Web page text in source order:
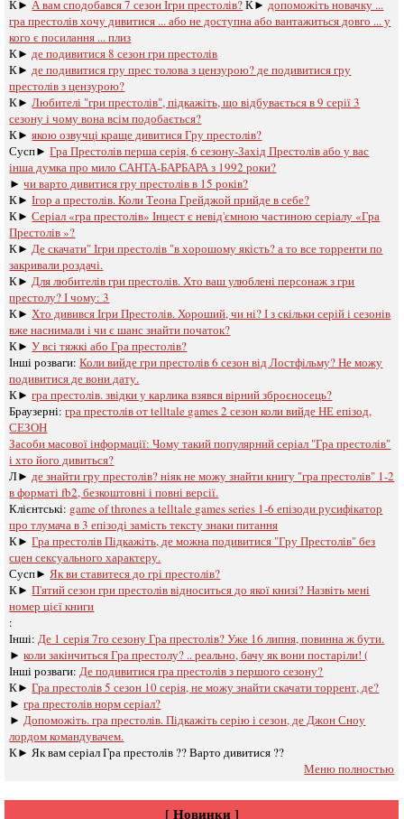
К► А вам сподобався 7 сезон Ігри престолів?К► допоможіть новачку ...
гра престолів хочу дивитися ... або не доступна або вантажиться довго ... у
кого є посилання ... плиз
К► де подивитися 8 сезон гри престолів
К► де подивитися гру прес толова з цензурою? де подивитися гру
престолів з цензурою?
К►Любителі "гри престолів", підкажіть, що відбувається в 9 серії 3
сезону і чому вона всім подобається?
К►якою озвучці краще дивитися Гру престолів?
Сусп►Гра Престолів перша серія, 6 сезону-Захід Престолів або у вас
інша думка про мило САНТА-БАРБАРА з 1992 роки?
►чи варто дивитися гру престолів в 15 років?
К►Ігор а престолів. Коли Теона Грейджой прийде в себе?
К►Серіал «гра престолів» Інцест є невід'ємною частиною серіалу «Гра
Престолів »?
К► Де скачати" Ігри престолів "в хорошому якість? а то все торренти по
закривали роздачі.
К► Для любителів гри престолів. Хто ваш улюблені персонаж з гри
престолу? І чому: 3
К► Хто дивився Ігри Престолів. Хороший, чи ні? І з скільки серій і сезонів
вже наснимали і чи є шанс знайти початок?
К►У всі тяжкі або Гра престолів?
Інші розваги: ​​Коли вийде гри престолів 6 сезон від Лостфільму? Не можу
подивитися де вони дату.
К►гра престолів. звідки у карлика взявся вірний зброєносець?
Браузерні:гра престолів oт telltale games 2 сезон коли вийде НЕ епізод,
СЕЗОН
Засоби масової інформації:Чому такий популярний серіал "Гра престолів"
і хто його дивиться?
Л► де знайти гру престолів? ніяк не можу знайти книгу "гра престолів" 1-2
в форматі fb2, безкоштовні і повні версії.
Клієнтські: game of thrones a telltale games series 1-6 епізоди русифікатор
про тлумача в 3 епізоді замість тексту знаки питання
К►Гра престолів Підкажіть, де можна подивитися "Гру Престолів" без
сцен сексуального характеру.
Сусп► Як ви ставитеся до грі престолів?
К►П'ятий сезон гри престолів відноситься до якої книзі? Назвіть мені
номер цієї книги
:
Інші: Де 1 серія 7го сезону Гра престолів? Уже 16 липня, повинна ж бути.
►коли закінчиться Гра престолу? .. реально, бачу як вони постаріли! (
Інші розваги: ​​ Де подивитися гра престолів з першого сезону?
К►Гра престолів 5 сезон 10 серія, не можу знайти скачати торрент, де?
►гра престолів норм серіал?
► Допоможіть. гра престолів. Підкажіть серію і сезон, де Джон Сноу
лордом командувачем.
К► Як вам серіал Гра престолів ?? Варто дивитися ??
Меню полностью
[ Новинки ]